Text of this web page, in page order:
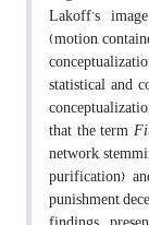
Lakoff’s
(motion,
statistical and
that the term
network,
purification)
punishment,